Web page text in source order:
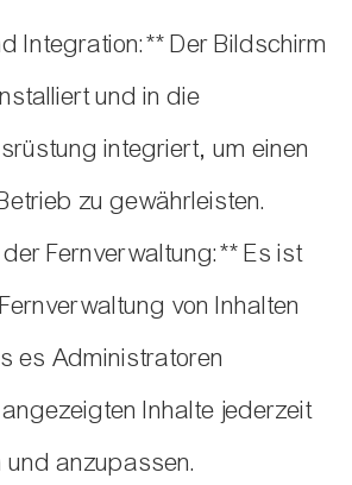
Integration:** Der Bildschirm
und in die
integriert, um einen
zu gewährleisten.
Fernverwaltung:** Es ist
von Inhalten
es Administratoren
Inhalte jederzeit
und anzupassen.